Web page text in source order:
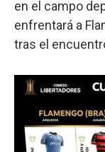
en el campo
enfrentará a
tras el